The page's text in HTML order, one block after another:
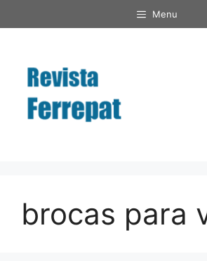
al
Menu
brocas para